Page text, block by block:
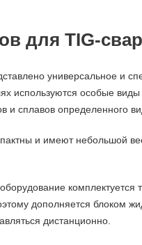
для TIG-
универсальное и
используются особые
и сплавов определенного
и имеют небольшой
комплектуется
дополняется блоком
дистанционно.